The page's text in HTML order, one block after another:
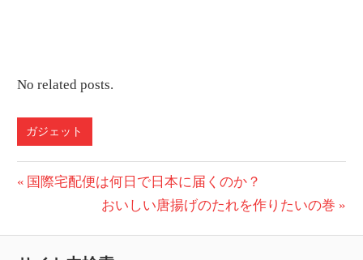
No related posts.
ガジェット
投
前
国際宅配便は何日で日本に届くのか？
次
投
おいしい唐揚げのたれを作りたいの巻